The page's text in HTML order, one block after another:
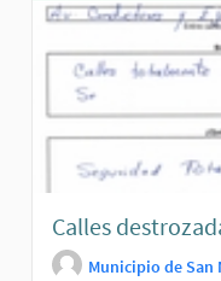
Calles
Municipio de San